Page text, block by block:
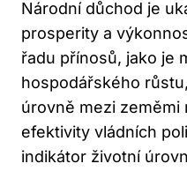
Národní důchod je
prosperity a
řadu přínosů, jako je
hospodářského
úrovně mezi zeměmi
efektivity vládních
indikátor životní